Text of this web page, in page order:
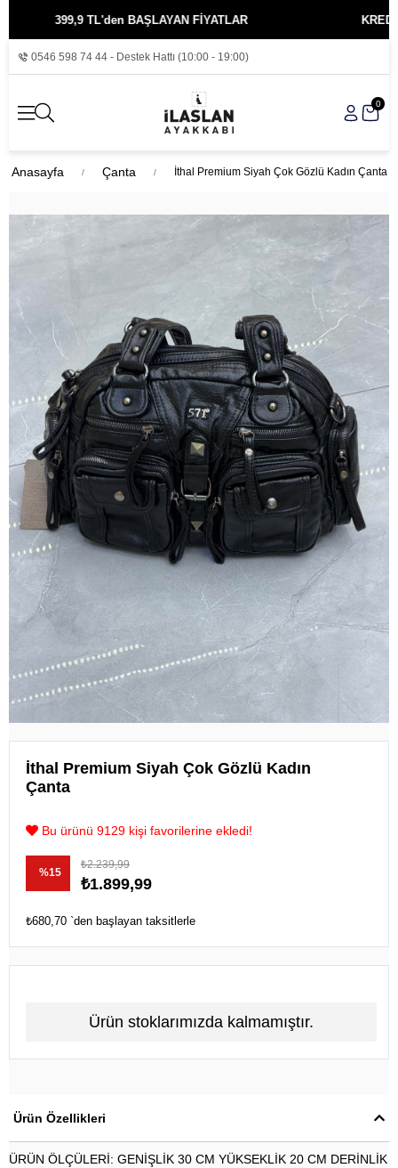
399,9 TL'den BAŞLAYAN FİYATLAR KREDİ
0546 598 74 44 - Destek Hattı (10:00 - 19:00)
0
Anasayfa Çanta İthal Premium Siyah Çok Gözlü Kadın Çanta
İthal Premium Siyah Çok Gözlü Kadın
Çanta
Bu ürünü 9129 kişi favorilerine ekledi!
%15
İndirim
₺2.239,99
₺1.899,99
₺680,70 `den başlayan taksitlerle
Ürün stoklarımızda kalmamıştır.
Ürün Özellikleri
ÜRÜN ÖLÇÜLERİ: GENİŞLİK 30 CM YÜKSEKLİK 20 CM DERİNLİK